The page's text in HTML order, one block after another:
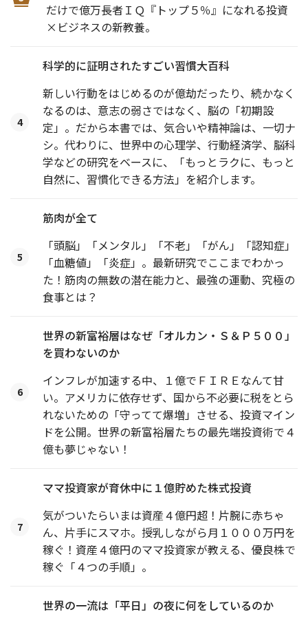
だけで億万長者ＩＱ『トップ５％』になれる投資
×ビジネスの新教養。
4
科学的に証明されたすごい習慣大百科
新しい行動をはじめるのが億劫だったり、続かなく
なるのは、意志の弱さではなく、脳の「初期設
定」。だから本書では、気合いや精神論は、一切ナ
シ。代わりに、世界中の心理学、行動経済学、脳科
学などの研究をベースに、「もっとラクに、もっと
自然に、習慣化できる方法」を紹介します。
5
筋肉が全て
「頭脳」「メンタル」「不老」「がん」「認知症」
「血糖値」「炎症」。最新研究でここまでわかっ
た！筋肉の無数の潜在能力と、最強の運動、究極の
食事とは？
6
世界の新富裕層はなぜ「オルカン・Ｓ＆Ｐ５００」
を買わないのか
インフレが加速する中、１億でＦＩＲＥなんて甘
い。アメリカに依存せず、国から不必要に税をとら
れないための「守ってて爆増」させる、投資マイン
ドを公開。世界の新富裕層たちの最先端投資術で４
億も夢じゃない！
7
ママ投資家が育休中に１億貯めた株式投資
気がついたらいまは資産４億円超！片腕に赤ちゃ
ん、片手にスマホ。授乳しながら月１０００万円を
稼ぐ！資産４億円のママ投資家が教える、優良株で
稼ぐ「４つの手順」。
世界の一流は「平日」の夜に何をしているのか